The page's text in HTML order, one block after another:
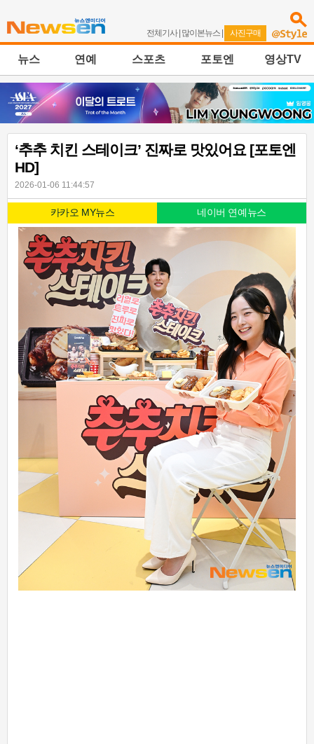
전체기사| 많이본뉴스 | 사진구매
뉴스 연예 스포츠 포토엔 영상TV
‘추추 치킨 스테이크’ 진짜로 맛있어요 [포토엔
HD]
2026-01-06 11:44:57
카카오 MY뉴스 네이버 연예뉴스